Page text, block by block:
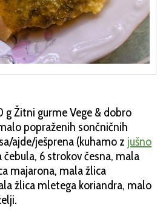
g Žitni gurme Vege & dobro
popraženih sončničnih
ajde/ješprena (kuhamo z jušno
čebula, 6 strokov česna, mala
majarona, mala žlica
žlica mletega koriandra, malo